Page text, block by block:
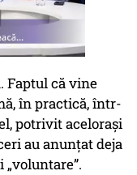
Faptul că vine
în practică, într-
potrivit acelorași
au anunțat deja